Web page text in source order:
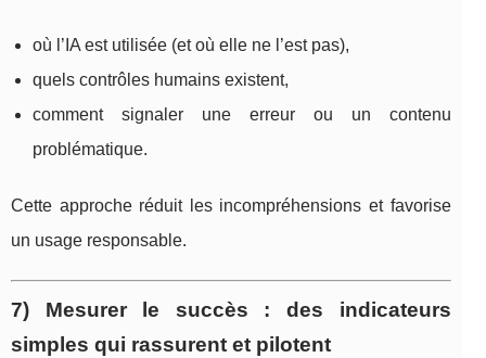
où l’IA est utilisée (et où elle ne l’est pas),
quels contrôles humains existent,
comment signaler une erreur ou un contenu
problématique.
Cette approche réduit les incompréhensions et favorise
un usage responsable.
7) Mesurer le succès : des indicateurs
simples qui rassurent et pilotent